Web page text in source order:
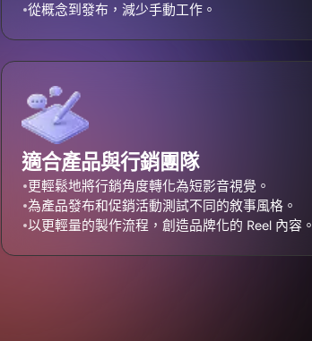
從概念到發布，減少手動工作。
適合產品與行銷團隊
更輕鬆地將行銷角度轉化為短影音視覺。
為產品發布和促銷活動測試不同的敘事風格。
以更輕量的製作流程，創造品牌化的 Reel 內容。